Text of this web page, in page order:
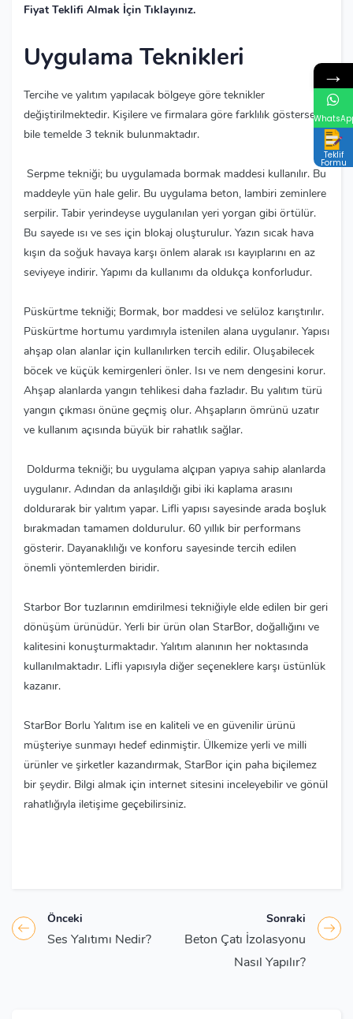
Fiyat Teklifi Almak İçin Tıklayınız.
Uygulama Teknikleri
Tercihe ve yalıtım yapılacak bölgeye göre teknikler
değiştirilmektedir. Kişilere ve firmalara göre farklılık gösterse
bile temelde 3 teknik bulunmaktadır.
Serpme tekniği; bu uygulamada bormak maddesi kullanılır. Bu
maddeyle yün hale gelir. Bu uygulama beton, lambiri zeminlere
serpilir. Tabir yerindeyse uygulanılan yeri yorgan gibi örtülür.
Bu sayede ısı ve ses için blokaj oluşturulur. Yazın sıcak hava
kışın da soğuk havaya karşı önlem alarak ısı kayıplarını en az
seviyeye indirir. Yapımı da kullanımı da oldukça konforludur.
Püskürtme tekniği; Bormak, bor maddesi ve selüloz karıştırılır.
Püskürtme hortumu yardımıyla istenilen alana uygulanır. Yapısı
ahşap olan alanlar için kullanılırken tercih edilir. Oluşabilecek
böcek ve küçük kemirgenleri önler. Isı ve nem dengesini korur.
Ahşap alanlarda yangın tehlikesi daha fazladır. Bu yalıtım türü
yangın çıkması önüne geçmiş olur. Ahşapların ömrünü uzatır
ve kullanım açısında büyük bir rahatlık sağlar.
Doldurma tekniği; bu uygulama alçıpan yapıya sahip alanlarda
uygulanır. Adından da anlaşıldığı gibi iki kaplama arasını
doldurarak bir yalıtım yapar. Lifli yapısı sayesinde arada boşluk
bırakmadan tamamen doldurulur. 60 yıllık bir performans
gösterir. Dayanaklılığı ve konforu sayesinde tercih edilen
önemli yöntemlerden biridir.
Starbor Bor tuzlarının emdirilmesi tekniğiyle elde edilen bir geri
dönüşüm ürünüdür. Yerli bir ürün olan StarBor, doğallığını ve
kalitesini konuşturmaktadır. Yalıtım alanının her noktasında
kullanılmaktadır. Lifli yapısıyla diğer seçeneklere karşı üstünlük
kazanır.
StarBor Borlu Yalıtım ise en kaliteli ve en güvenilir ürünü
müşteriye sunmayı hedef edinmiştir. Ülkemize yerli ve milli
ürünler ve şirketler kazandırmak, StarBor için paha biçilemez
bir şeydir. Bilgi almak için internet sitesini inceleyebilir ve gönül
rahatlığıyla iletişime geçebilirsiniz.
Önceki
Ses Yalıtımı Nedir?
Sonraki
Beton Çatı İzolasyonu
Nasıl Yapılır?
→
Teklif
Formu